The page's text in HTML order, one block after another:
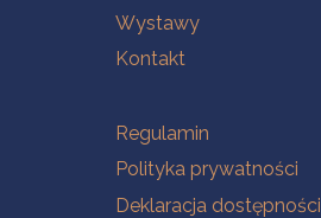
Wystawy
Kontakt
Na skróty
Regulamin
Polityka prywatności
Deklaracja dostępności